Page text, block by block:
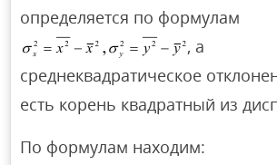
определяется по формулам
, а
среднеквадратическое
есть корень квадратный из
По формулам находим: